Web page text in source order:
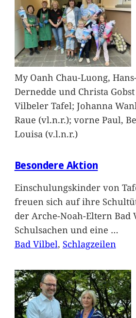
My Oanh Chau-Luong,
Dernedde und Christa
Vilbeler Tafel; Johanna
Raue (vl.n.r.); vorne Paul,
Louisa (v.l.n.r.)
Besondere Aktion
Einschulungskinder von
freuen sich auf ihre
der Arche-Noah-Eltern Bad
Schulsachen und eine …
Bad Vilbel, Schlagzeilen